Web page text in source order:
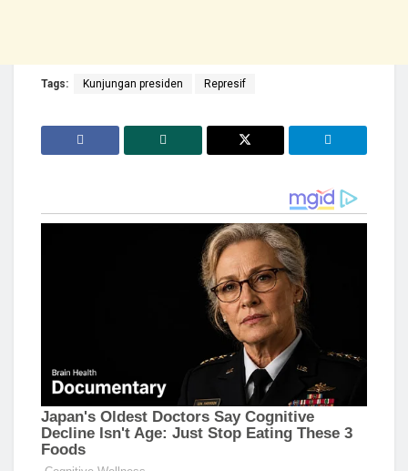
Tags: Kunjungan presiden Represif